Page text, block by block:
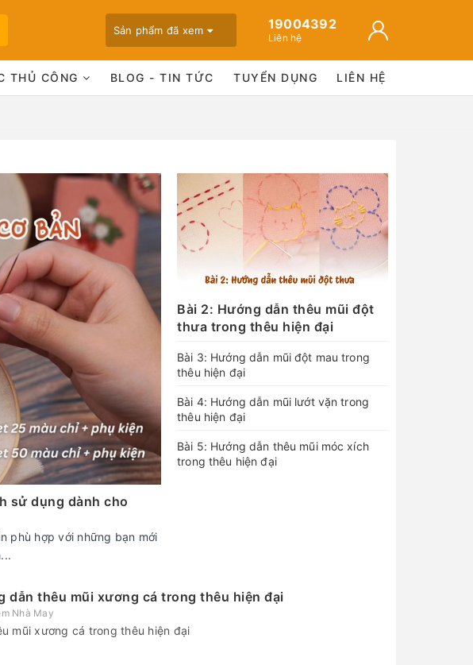
Sản phẩm đã xem
nào
19004392
Liên hệ
THỦ CÔNG BLOG - TIN TỨC TUYỂN DỤNG LIÊN HỆ
sử dụng dành cho
phù hợp với những bạn mới
Bài 2: Hướng dẫn thêu mũi đột
thưa trong thêu hiện đại
Bài 3: Hướng dẫn mũi đột mau trong
thêu hiện đại
Bài 4: Hướng dẫn mũi lướt vặn trong
thêu hiện đại
Bài 5: Hướng dẫn thêu mũi móc xích
trong thêu hiện đại
dẫn thêu mũi xương cá trong thêu hiện đại
Nhà May
mũi xương cá trong thêu hiện đại